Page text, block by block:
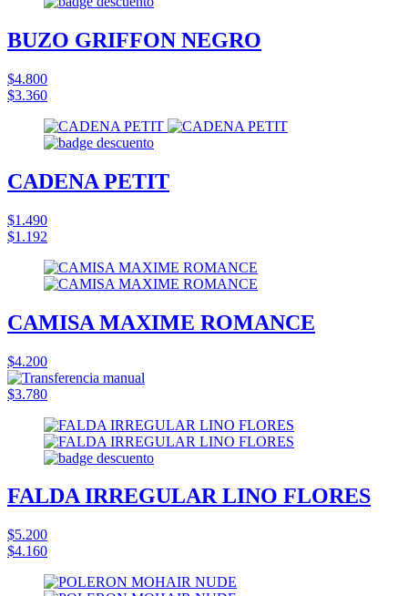
BUZO GRIFFON NEGRO
$4.800
$3.360
CADENA PETIT
$1.490
$1.192
CAMISA MAXIME ROMANCE
$4.200
$3.780
FALDA IRREGULAR LINO FLORES
$5.200
$4.160